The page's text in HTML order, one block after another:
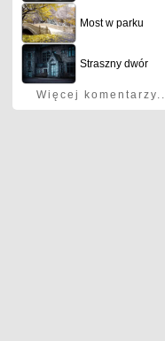
Most w parku
Straszny dwór
Więcej komentarzy..